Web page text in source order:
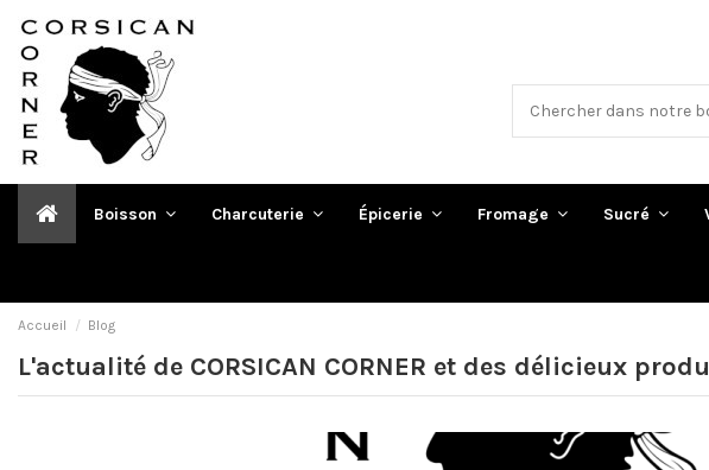
Boisson Charcuterie Épicerie Fromage Sucré
Accueil Blog
L'actualité de CORSICAN CORNER et des délicieux